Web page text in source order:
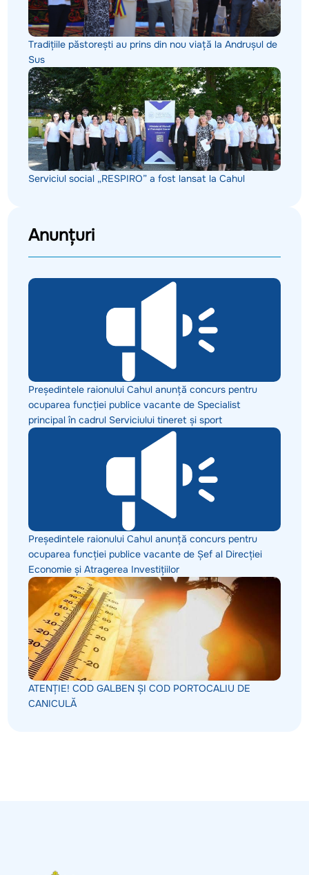
Tradițiile păstorești au prins din nou viață la Andrușul de
Sus
Serviciul social „RESPIRO” a fost lansat la Cahul
Anunțuri
Președintele raionului Cahul anunță concurs pentru
ocuparea funcției publice vacante de Specialist
principal în cadrul Serviciului tineret și sport
Președintele raionului Cahul anunță concurs pentru
ocuparea funcției publice vacante de Șef al Direcției
Economie și Atragerea Investițiilor
ATENȚIE! COD GALBEN ȘI COD PORTOCALIU DE
CANICULĂ